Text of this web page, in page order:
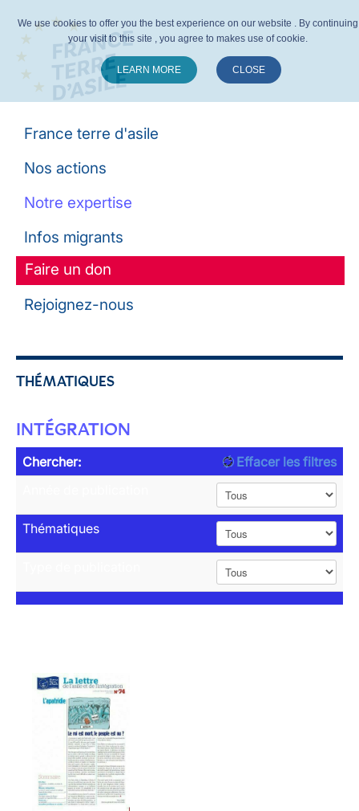
France terre d'asile
Nos actions
Notre expertise
Infos migrants
Faire un don
Rejoignez-nous
THÉMATIQUES
INTÉGRATION
Chercher:
Effacer les filtres
Thématiques
We use cookies to offer you the best experience on our website . By continuing
your visit to this site , you agree to makes use of cookie.
LEARN MORE CLOSE